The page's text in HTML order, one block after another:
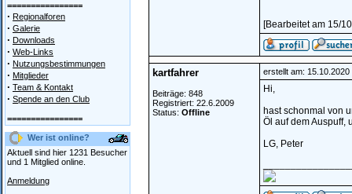
================
· Regionalforen
· Galerie
· Downloads
· Web-Links
· Nutzungsbestimmungen
· Mitglieder
· Team & Kontakt
· Spende an den Club
================
Wer ist online?
Aktuell sind hier 1231 Besucher
und 1 Mitglied online.
Anmeldung
[Bearbeitet am 15/
kartfahrer
Beiträge: 848
Registriert: 22.6.2009
Status: Offline
erstellt am:
Hi,
hast schonmal von
Öl auf dem Auspuff,
LG, Peter